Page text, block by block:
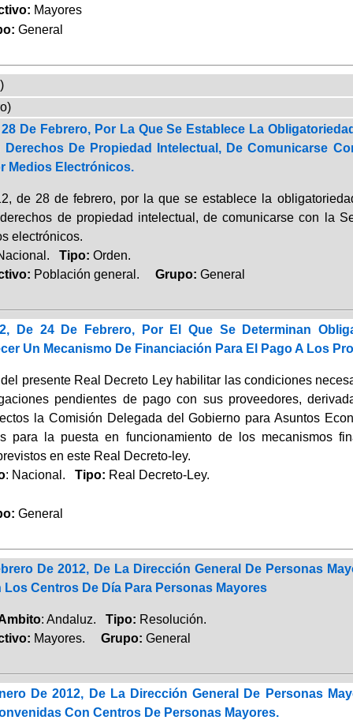
Mayores
General
28 De Febrero, Por La Que Se Establece La
Derechos De Propiedad Intelectual, De Comunicarse
Medios Electrónicos.
de 28 de febrero, por la que se establece la
de propiedad intelectual, de comunicarse con la
electrónicos.
Tipo: Orden.
Población general. Grupo: General
De 24 De Febrero, Por El Que Se Determinan
Un Mecanismo De Financiación Para El Pago A Los
presente Real Decreto Ley habilitar las condiciones
pendientes de pago con sus proveedores,
la Comisión Delegada del Gobierno para Asuntos
para la puesta en funcionamiento de los mecanismos
en este Real Decreto-ley.
: Nacional. Tipo: Real Decreto-Ley.
General
De 2012, De La Dirección General De Personas
Centros De Día Para Personas Mayores
: Andaluz. Tipo: Resolución.
Mayores. Grupo: General
De 2012, De La Dirección General De Personas
Con Centros De Personas Mayores.